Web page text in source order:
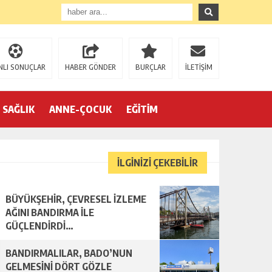
SONUÇLAR HABER GÖNDER BURÇLAR İLETİŞİM
SAĞLIK ANNE-ÇOCUK EĞİTİM
İLGİNİZİ ÇEKEBİLİR
BÜYÜKŞEHİR, ÇEVRESEL İZLEME
AĞINI BANDIRMA İLE
GÜÇLENDİRDİ…
BANDIRMALILAR, BADO’NUN
GELMESİNİ DÖRT GÖZLE